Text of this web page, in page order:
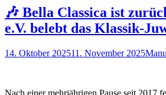
🎶 Bella Classica ist
e.V. belebt das Klassik-
Posted
14. Oktober 202511. November 2025Autor
Nach einer mehrjährigen Pause seit 2017